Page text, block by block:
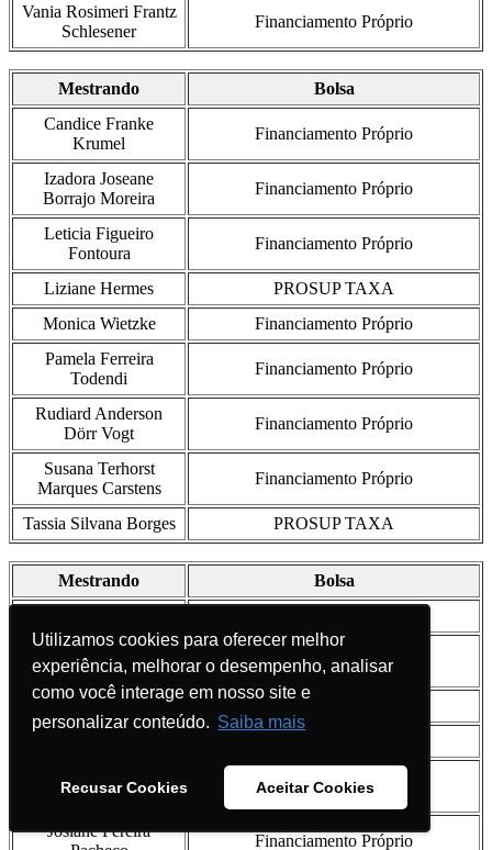
Utilizamos cookies para oferecer melhor
experiência, melhorar o desempenho, analisar
como você interage em nosso site e
personalizar conteúdo. Saiba mais
Recusar Cookies Aceitar Cookies
Utilizamos cookies para oferecer melhor
experiência, melhorar o desempenho, analisar
como você interage em nosso site e
personalizar conteúdo. Saiba mais
Recusar Cookies Aceitar Cookies
Vania Rosimeri Frantz
Schlesener
Financiamento Próprio
Mestrando
Bolsa
Candice Franke
Krumel
Financiamento Próprio
Izadora Joseane
Borrajo Moreira
Financiamento Próprio
Leticia Figueiro
Fontoura
Financiamento Próprio
Liziane Hermes
PROSUP TAXA
Monica Wietzke
Financiamento Próprio
Pamela Ferreira
Todendi
Financiamento Próprio
Rudiard Anderson
Dörr Vogt
Financiamento Próprio
Susana Terhorst
Marques Carstens
Financiamento Próprio
Tassia Silvana Borges PROSUP TAXA
Mestrando
Bolsa
Carlise Felkl
Prevedello
Financiamento Próprio
Cézane Priscila Reuter
Alves
Financiamento Próprio
Josiane Pereira
Financiamento Próprio